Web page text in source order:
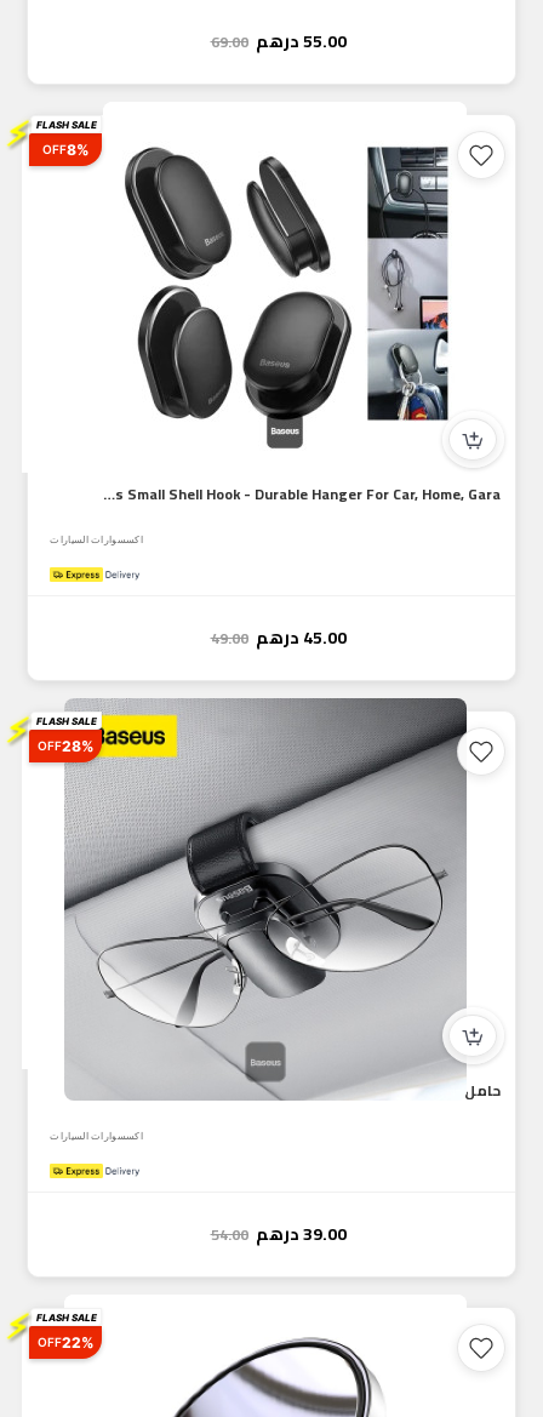
55.00درهم 69.00
⚡ FLASH SALE
8%
OFF
Baseus Small Shell Hook - Durable Hanger For Car, Home, Gara...
اكسسوارات السيارات
45.00درهم 49.00
⚡ FLASH SALE
28%
OFF
اكسسوارات السيارات
39.00درهم 54.00
⚡ FLASH SALE
22%
OFF